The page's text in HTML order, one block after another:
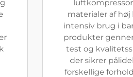
materialer af
intensiv brug i
produkter
test og
der sikrer
forskellige